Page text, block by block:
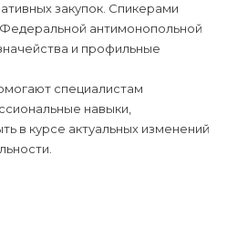
закупок. Спикерами
антимонопольной
и профильные
специалистам
навыки,
в курсе актуальных изменений